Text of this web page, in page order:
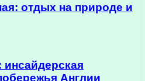
отдых на природе и
Англии